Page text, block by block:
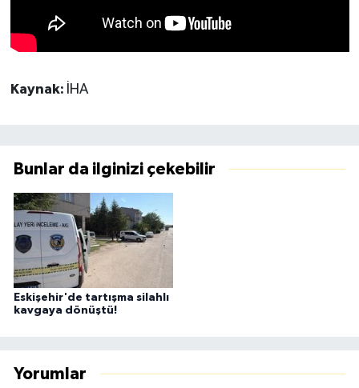
Kaynak: İHA
Bunlar da ilginizi çekebilir
Eskişehir'de tartışma silahlı
kavgaya dönüştü!
Yorumlar